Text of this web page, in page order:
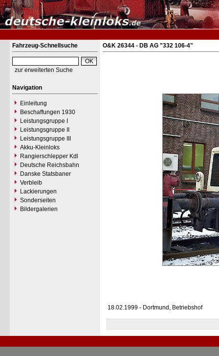
Fahrzeug-Schnellsuche
zur erweiterten Suche
Navigation
Einleitung
Beschaffungen 1930
Leistungsgruppe I
Leistungsgruppe II
Leistungsgruppe III
Akku-Kleinloks
Rangierschlepper Kdl
Deutsche Reichsbahn
Danske Statsbaner
Verbleib
Lackierungen
Sonderseiten
Bildergalerien
O&K 26344 - DB AG "332 106-4"
18.02.1999 - Dortmund, Betriebshof